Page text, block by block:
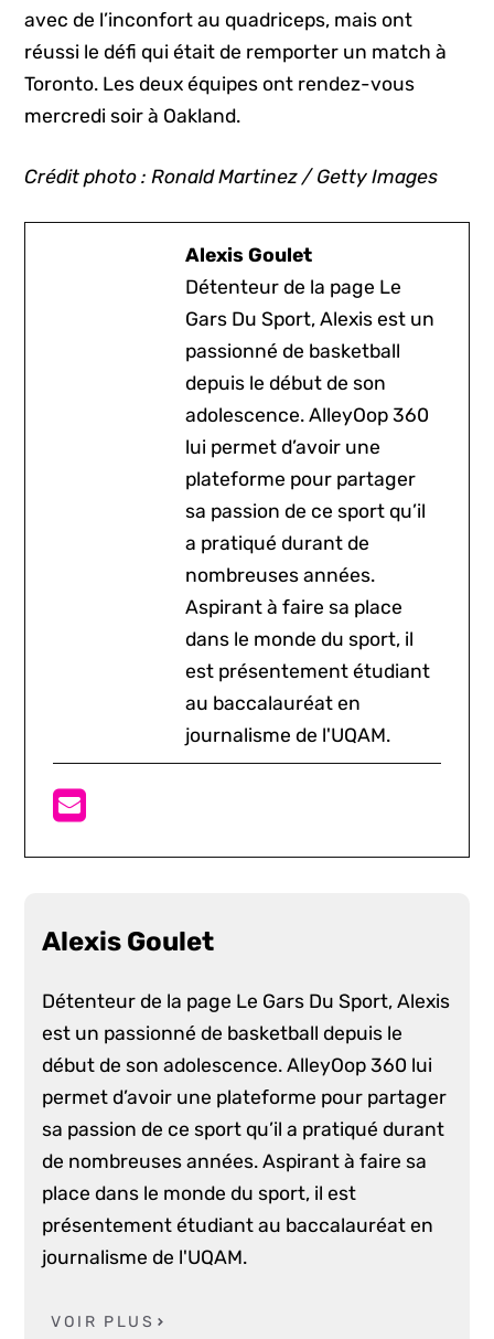
avec de l’inconfort au quadriceps, mais ont
réussi le défi qui était de remporter un match à
Toronto. Les deux équipes ont rendez-vous
mercredi soir à Oakland.
Crédit photo : Ronald Martinez / Getty Images
Alexis Goulet
Détenteur de la page Le
Gars Du Sport, Alexis est un
passionné de basketball
depuis le début de son
adolescence. AlleyOop 360
lui permet d’avoir une
plateforme pour partager
sa passion de ce sport qu’il
a pratiqué durant de
nombreuses années.
Aspirant à faire sa place
dans le monde du sport, il
est présentement étudiant
au baccalauréat en
journalisme de l'UQAM.
Alexis Goulet
Détenteur de la page Le Gars Du Sport, Alexis
est un passionné de basketball depuis le
début de son adolescence. AlleyOop 360 lui
permet d’avoir une plateforme pour partager
sa passion de ce sport qu’il a pratiqué durant
de nombreuses années. Aspirant à faire sa
place dans le monde du sport, il est
présentement étudiant au baccalauréat en
journalisme de l'UQAM.
VOIR PLUS